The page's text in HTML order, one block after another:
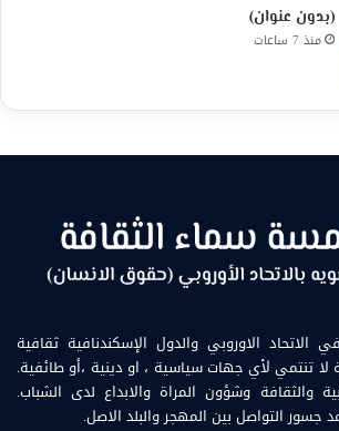
(بدون عنوان)
منذ 7 ساعات
الاوروبي والدول الإسكندنافية ثقافية
لا تنتمي لأي جهات سياسية ، او دينية ،أو طائفية.
والثقافة وشؤون المراة والابداع لدى الشباب.
التواصل بين المهجر والبلد الاصل.